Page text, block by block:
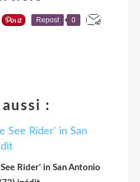
Repost 0
:
Rider' in San Antonio